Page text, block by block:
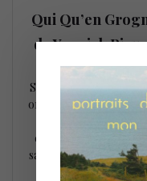
Qui Qu’en
de Yannick
Sur Qui Qu’en
origines et ses
original qui prend
classiques » en jazz
saxophone. Des
improvise et